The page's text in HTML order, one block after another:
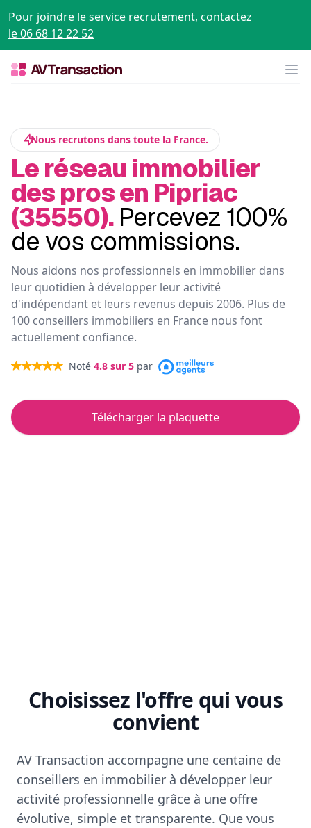
Pour joindre le service recrutement, contactez
le 06 68 12 22 52
Nous recrutons dans toute la France.
Le réseau immobilier
des pros en Pipriac
(35550). Percevez 100%
de vos commissions.
Nous aidons nos professionnels en immobilier dans
leur quotidien à développer leur activité
d'indépendant et leurs revenus depuis 2006. Plus de
100 conseillers immobiliers en France nous font
actuellement confiance.
Noté 4.8 sur 5 par
Télécharger la plaquette
Choisissez l'offre qui vous
convient
AV Transaction accompagne une centaine de
conseillers en immobilier à développer leur
activité professionnelle grâce à une offre
évolutive, simple et transparente. Que vous